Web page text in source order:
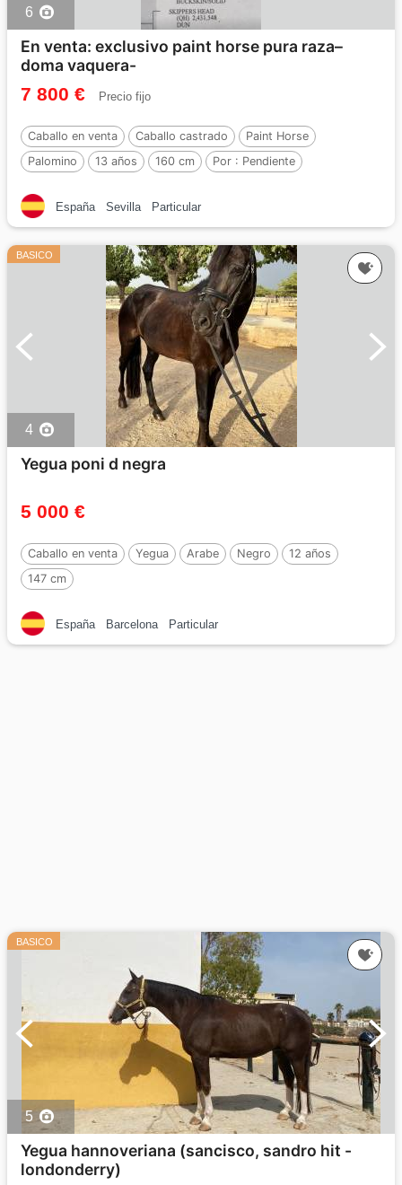
6
En venta: exclusivo paint horse pura raza–
doma vaquera-
7 800 € Precio fijo
Caballo en venta Caballo castrado
Paint Horse
Palomino
13 años 160 cm Por : Pendiente
España Sevilla Particular
BASICO
4
Yegua poni d negra
5 000 €
Caballo en venta Yegua Arabe Negro
12 años
147 cm
España Barcelona Particular
BASICO
5
Yegua hannoveriana (sancisco, sandro hit -
londonderry)